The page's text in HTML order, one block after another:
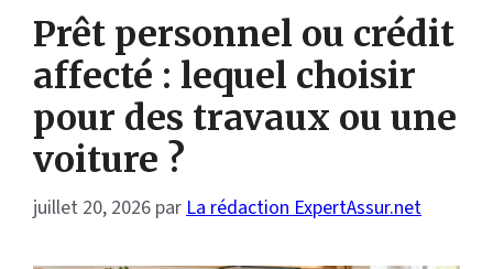
Prêt personnel ou crédit
affecté : lequel choisir
pour des travaux ou une
voiture ?
juillet 20, 2026 parLa rédaction ExpertAssur.net